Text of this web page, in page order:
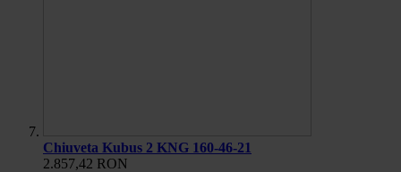
Chiuveta Kubus 2 KNG 160-46-21
2.857,42 RON